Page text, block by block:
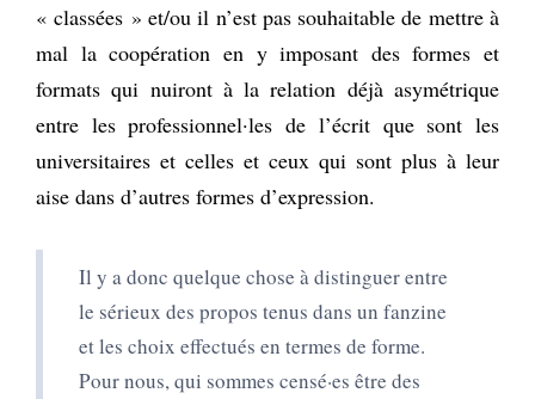
« classées » et/ou il n’est pas souhaitable de mettre à
mal la coopération en y imposant des formes et
formats qui nuiront à la relation déjà asymétrique
entre les professionnel·les de l’écrit que sont les
universitaires et celles et ceux qui sont plus à leur
aise dans d’autres formes d’expression.
Il y a donc quelque chose à distinguer entre
le sérieux des propos tenus dans un fanzine
et les choix effectués en termes de forme.
Pour nous, qui sommes censé·es être des